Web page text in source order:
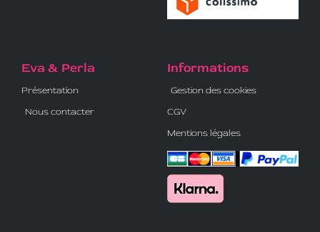
Eva & Perla
Présentation
Nous contacter
Informations
Gestion des cookies
CGV
Mentions légales